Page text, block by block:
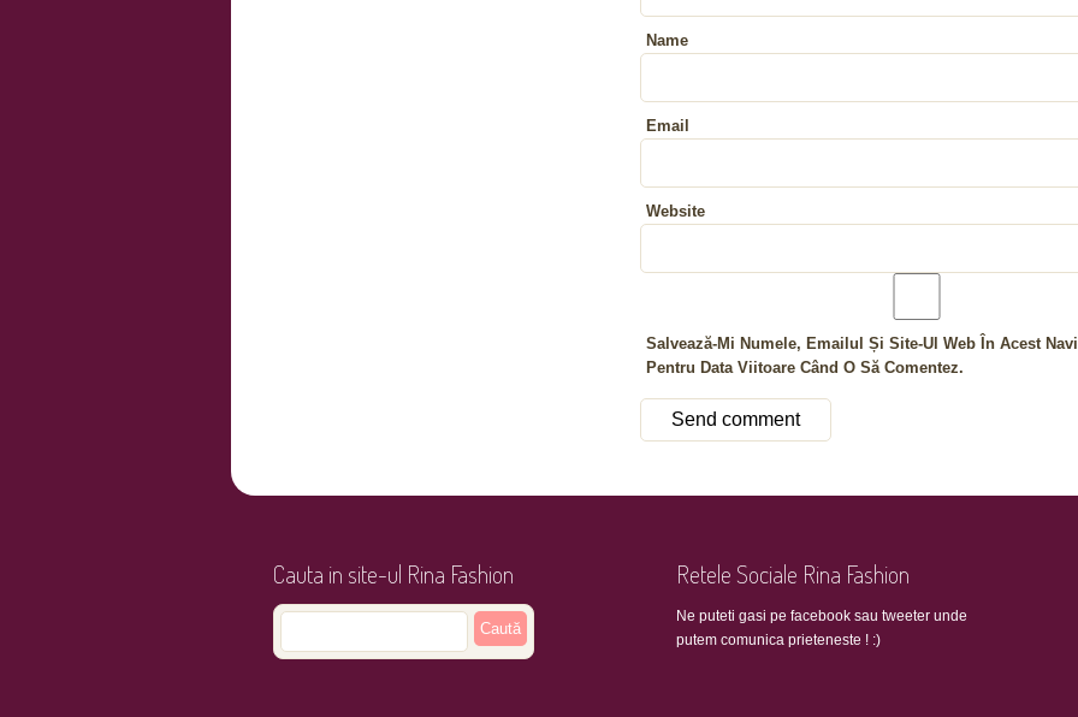
Name
Email
Website
Salvează-Mi Numele, Emailul Și Site-Ul Web În Acest
Pentru Data Viitoare Când O Să Comentez.
Cauta in site-ul Rina Fashion Retele Sociale Rina Fashion
Ne puteti gasi pe facebook sau tweeter unde
putem comunica prieteneste ! :)